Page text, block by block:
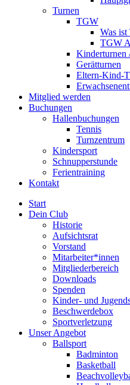
Turnen
TGW
Was
TGW
Kinderturnen
Gerätturnen
Eltern-Kind-
Mitglied werden
Buchungen
Hallenbuchungen
Tennis
Turnzentrum
Kindersport
Schnupperstunde
Ferientraining
Kontakt
Start
Dein Club
Historie
Aufsichtsrat
Vorstand
Mitarbeiter*innen
Mitgliederbereich
Downloads
Spenden
Kinder- und
Beschwerdebox
Sportverletzung
Unser Angebot
Ballsport
Badminton
Basketball